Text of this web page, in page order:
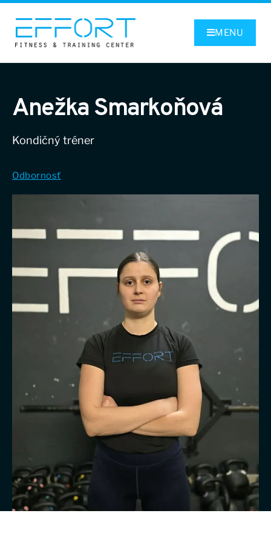
MENU
Anežka Smarkoňová
Kondičný tréner
Odbornosť